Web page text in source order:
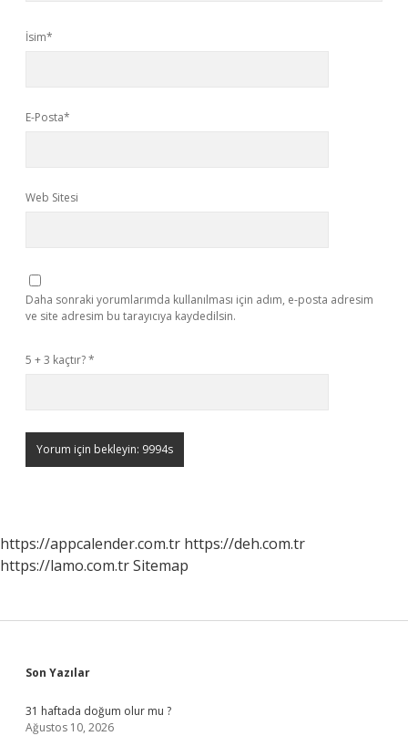
İsim*
E-Posta*
Web Sitesi
Daha sonraki yorumlarımda kullanılması için adım, e-posta adresim
ve site adresim bu tarayıcıya kaydedilsin.
5 + 3 kaçtır?*
https://appcalender.com.tr https://deh.com.tr
https://lamo.com.trSitemap
Sidebar
Son Yazılar
31 haftada doğum olur mu ?
Ağustos 10, 2026